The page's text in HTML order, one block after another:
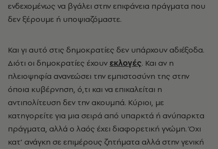
ενδεχομένως να βγάλει στην επιφάνεια πράγματα που
δεν ξέρουμε ή υποψιαζόμαστε.
Και γι αυτό στις δημοκρατίες δεν υπάρχουν αδιέξοδα.
Διότι οι δημοκρατίες έχουν εκλογές. Και αν η
πλειοψηφία ανανεώσει την εμπιστοσύνη της στην
όποια κυβέρνηση, ό,τι και να επικαλείται η
αντιπολίτευση δεν την ακουμπά. Κύριοι, με
κατηγορείτε για μια σειρά από υπαρκτά ή ανύπαρκτα
πράγματα, αλλά ο λαός έχει διαφορετική γνώμη. Όχι
κατ’ ανάγκη σε επιμέρους ζητήματα αλλά στην γενική